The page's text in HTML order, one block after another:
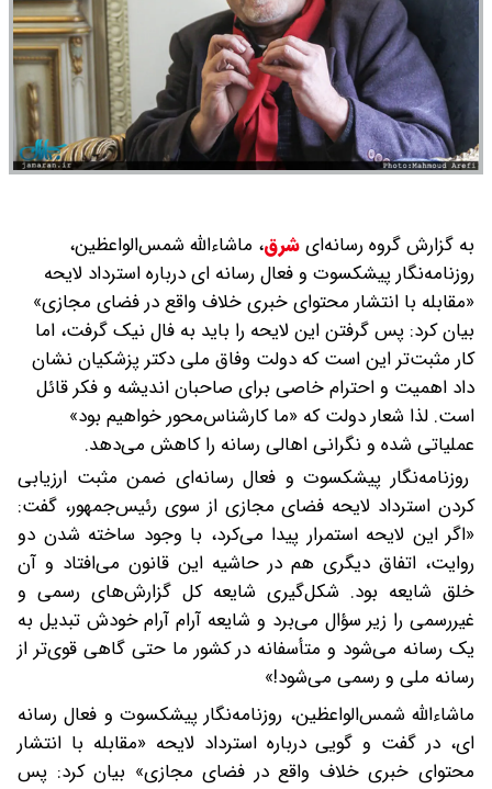
به گزارش گروه رسانه‌ایشرق، ماشاءالله شمس‌الواعظین،
روزنامه‌نگار پیشکسوت و فعال رسانه ای درباره استرداد لایحه
«مقابله با انتشار محتوای خبری خلاف واقع در فضای مجازی»
بیان کرد: پس گرفتن این لایحه را باید به فال نیک گرفت، اما
کار مثبت‌تر این است که دولت وفاق ملی دکتر پزشکیان نشان
داد اهمیت و احترام خاصی برای صاحبان اندیشه و فکر قائل
است. لذا شعار دولت که «ما کارشناس‌محور خواهیم بود»
عملیاتی شده و نگرانی اهالی رسانه را کاهش می‌دهد.
روزنامه‌نگار پیشکسوت و فعال رسانه‌ای ضمن مثبت ارزیابی
کردن استرداد لایحه فضای مجازی از سوی رئیس‌جمهور، گفت:
«اگر این لایحه استمرار پیدا می‌کرد، با وجود ساخته شدن دو
روایت، اتفاق دیگری هم در حاشیه این قانون می‌افتاد و آن
خلق شایعه بود. شکل‌گیری شایعه کل گزارش‌های رسمی و
غیررسمی را زیر سؤال می‌برد و شایعه آرام آرام خودش تبدیل به
یک رسانه می‌شود و متأسفانه در کشور ما حتی گاهی قوی‌تر از
رسانه ملی و رسمی می‌شود!»
ماشاءالله شمس‌الواعظین، روزنامه‌نگار پیشکسوت و فعال رسانه
ای، در گفت و گویی درباره استرداد لایحه «مقابله با انتشار
محتوای خبری خلاف واقع در فضای مجازی» بیان کرد: پس